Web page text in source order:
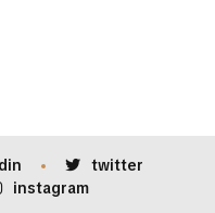
twitter
instagram